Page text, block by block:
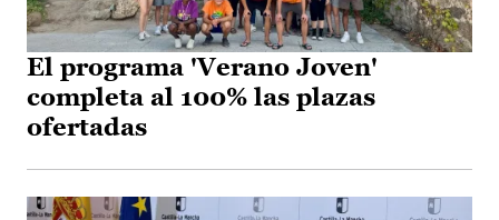
El programa 'Verano Joven'
completa al 100% las plazas
ofertadas